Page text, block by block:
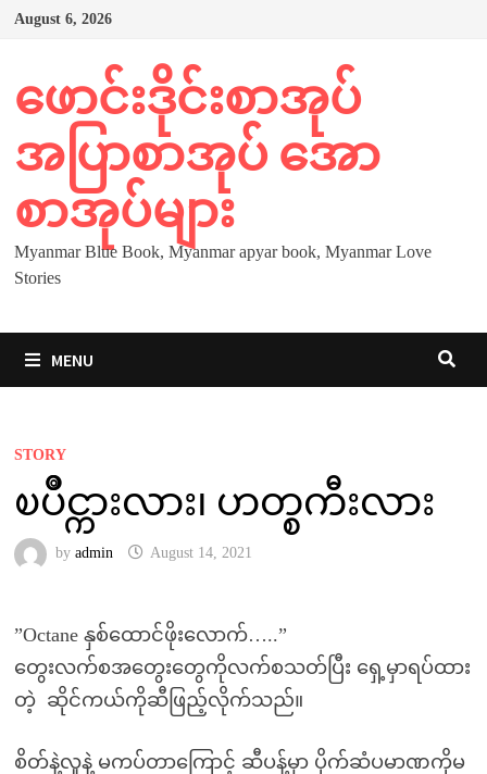
Skip
August 6, 2026
ဖောင်းဒိုင်းစာအုပ်
အပြာစာအုပ် အော
စာအုပ်များ
Myanmar Blue Book, Myanmar apyar book, Myanmar Love
Stories
MENU
STORY
ၿပိဳင္ကားလား၊ ဟတ္စကီးလား
by admin August 14, 2021
”Octane နှစ်ထောင်ဖိုးလောက်…..”
တွေးလက်စအတွေးတွေကိုလက်စသတ်ပြီး ရှေ့မှာရပ်ထား
တဲ့ ဆိုင်ကယ်ကိုဆီဖြည့်လိုက်သည်။
စိတ်နဲ့လူနဲ့ မကပ်တာကြောင့် ဆီပန့်မှာ ပိုက်ဆံပမာဏကိုမ